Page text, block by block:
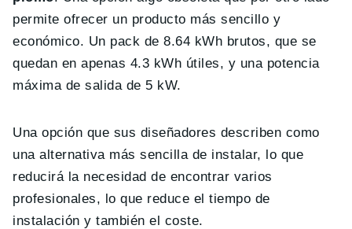
permite ofrecer un producto más sencillo y
económico. Un pack de 8.64 kWh brutos, que se
quedan en apenas 4.3 kWh útiles, y una potencia
máxima de salida de 5 kW.
Una opción que sus diseñadores describen como
una alternativa más sencilla de instalar, lo que
reducirá la necesidad de encontrar varios
profesionales, lo que reduce el tiempo de
instalación y también el coste.